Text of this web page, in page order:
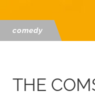
comedy
THE